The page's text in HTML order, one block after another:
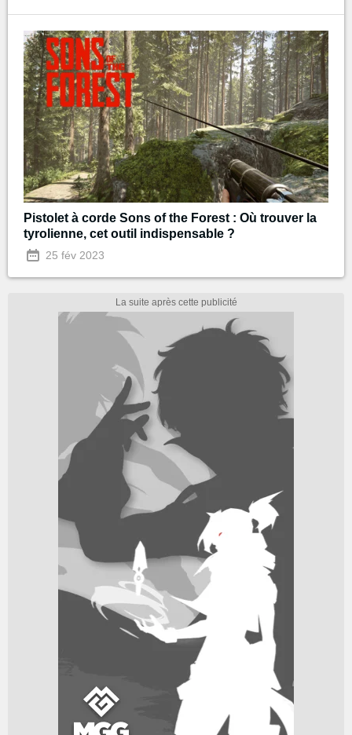
Pistolet à corde Sons of the Forest : Où trouver la
tyrolienne, cet outil indispensable ?
25 fév 2023